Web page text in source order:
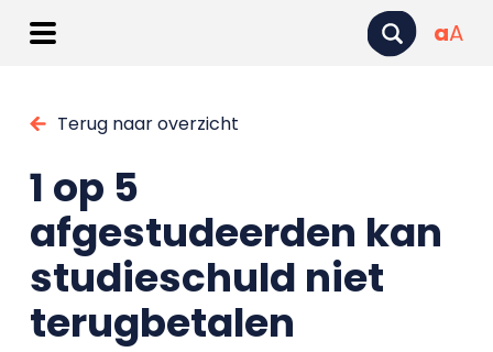
aA
Terug naar overzicht
1 op 5
afgestudeerden kan
studieschuld niet
terugbetalen